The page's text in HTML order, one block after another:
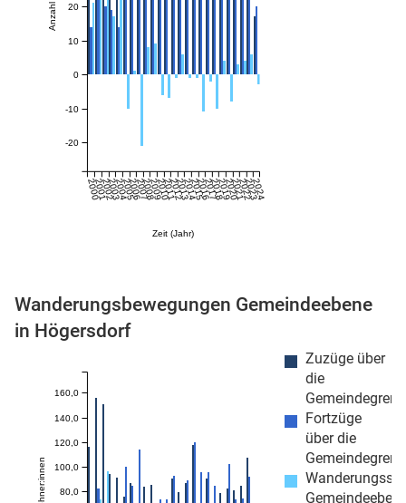
(Mikrozensus)
Zeit (Jahr)
200020012002200320042005200620072008200920102011201220132014201520162017201820192020202120222023
2024
Anzahl
-20
-10
0
10
20
Wanderungsbewegungen Gemeindeebene
in Högersdorf
Zuzüge über
die
Fortzüge
über die
80,0
100,0
120,0
140,0
160,0